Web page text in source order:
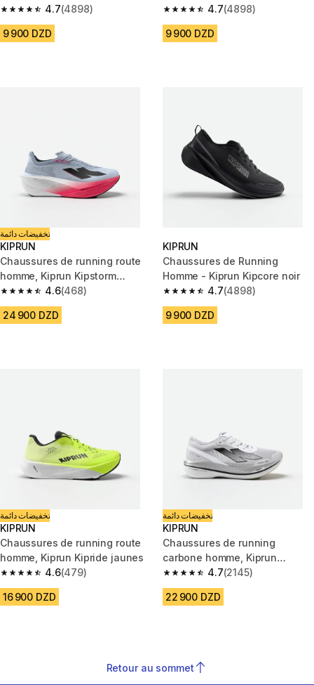
blanche beige
4.7
4.7 out of 5 stars from 4898 reviews
(4898)
9 900 DZD
4.7
4.7 out of 5 stars from 4898
(4898)
9 900 DZD
تخفيضات دائمة
KIPRUN
Chaussures de running route
homme, Kiprun Kipstorm
Tempo bleu rose
4.6
4.6 out of 5 stars from 468 reviews
(468)
24 900 DZD
KIPRUN
Chaussures de Running
Homme - Kiprun Kipcore noir
4.7
4.7 out of 5 stars from 4898
(4898)
9 900 DZD
تخفيضات دائمة
KIPRUN
Chaussures de running route
homme, Kiprun Kipride jaunes
4.6
4.6 out of 5 stars from 479 reviews
(479)
16 900 DZD
تخفيضات دائمة
KIPRUN
Chaussures de running
carbone homme, Kiprun
Kipstorm Challenger blanc et
noir
4.7
4.7 out of 5 stars from 2145
(2145)
22 900 DZD
Retour au sommet